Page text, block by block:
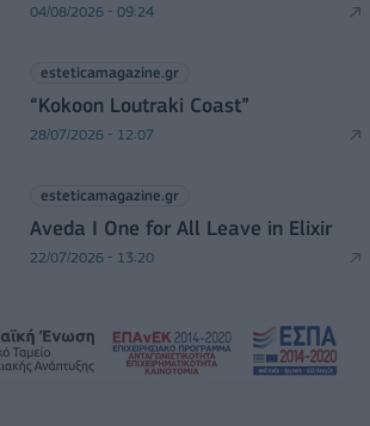
04/08/2026 - 09:24
esteticamagazine.gr
“Kokoon Loutraki Coast”
28/07/2026 - 12:07
esteticamagazine.gr
Aveda I One for All Leave in Elixir
22/07/2026 - 13:20